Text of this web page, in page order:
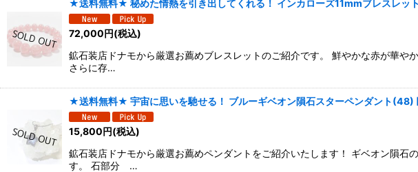
★送料無料★ 秘めた情熱を引き出してくれる！ インカローズ11mmブレスレッ
72,000円(税込)
鉱石装店ドナモから厳選お薦めブレスレットのご紹介です。 鮮やかな赤が華や
さらに存…
★送料無料★ 宇宙に思いを馳せる！ ブルーギベオン隕石スターペンダント(48)
15,800円(税込)
鉱石装店ドナモから厳選お薦めペンダントをご紹介いたします！ ギベオン隕
す。 石部分 …